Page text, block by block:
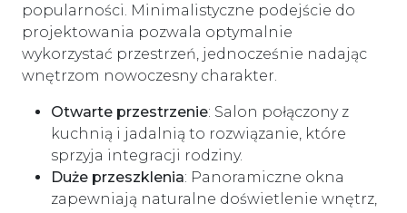
popularności. Minimalistyczne podejście do
projektowania pozwala optymalnie
wykorzystać przestrzeń, jednocześnie nadając
wnętrzom nowoczesny charakter.
Otwarte przestrzenie: Salon połączony z
kuchnią i jadalnią to rozwiązanie, które
sprzyja integracji rodziny.
Duże przeszklenia: Panoramiczne okna
zapewniają naturalne doświetlenie wnętrz,